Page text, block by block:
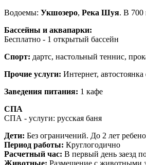
Водоемы: Укшозеро, Река Шуя. В 700
Бассейны и аквапарки:
Бесплатно - 1 открытый бассейн
Спорт: дартс, настольный теннис,
Прочие услуги: Интернет,
Заведения питания: 1 кафе
СПА
СПА - услуги: русская баня
Дети: Без ограничений. До 2 лет
Период работы: Круглогодично
Расчетный час: В первый день заезд
Животные: Размещение с животными